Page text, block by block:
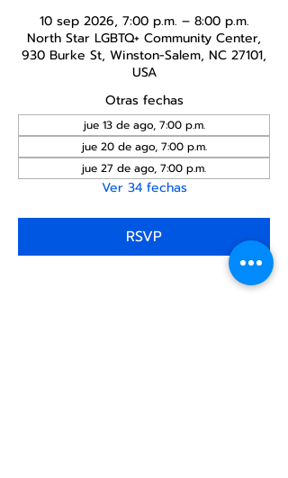
10 sep 2026, 7:00 p.m. – 8:00 p.m.
North Star LGBTQ+ Community Center,
930 Burke St, Winston-Salem, NC 27101,
USA
Otras fechas
jue 13 de ago, 7:00 p.m.
jue 20 de ago, 7:00 p.m.
jue 27 de ago, 7:00 p.m.
Ver 34 fechas
RSVP